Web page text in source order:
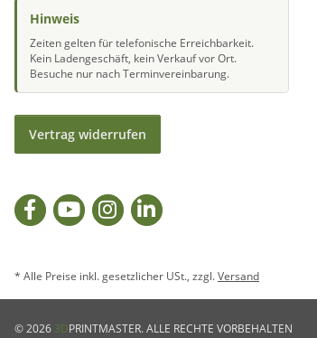
Hinweis
Zeiten gelten für telefonische Erreichbarkeit.
Kein Ladengeschäft, kein Verkauf vor Ort.
Besuche nur nach Terminvereinbarung.
Vertrag widerrufen
* Alle Preise inkl. gesetzlicher USt., zzgl.Versand
© 2026 3DPRINTMASTER. ALLE RECHTE VORBEHALTEN